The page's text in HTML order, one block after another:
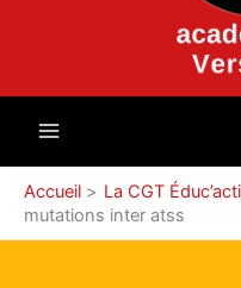
Accueil
La CGT
mutations inter atss